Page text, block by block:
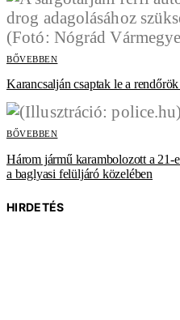
BŐVEBBEN
Karancsalján csaptak le a
BŐVEBBEN
Három jármű karambolozott a 21-
a baglyasi felüljáró közelében
HIRDETÉS